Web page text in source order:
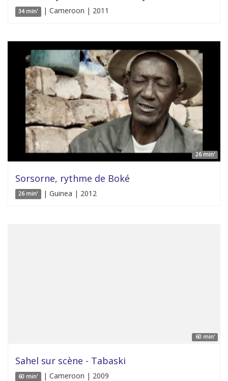
34 min' | Cameroon | 2011
26 min'
Sorsorne, rythme de Boké
26 min' | Guinea | 2012
60 min'
Sahel sur scène - Tabaski
60 min' | Cameroon | 2009